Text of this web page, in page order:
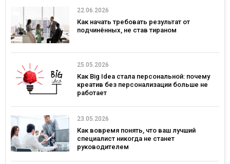
22.06.2026
Как начать требовать результат от
подчинённых, не став тираном
25.05.2026
Как Big Idea стала персональной: почему
креатив без персонализации больше не
работает
23.05.2026
Как вовремя понять, что ваш лучший
специалист никогда не станет
руководителем